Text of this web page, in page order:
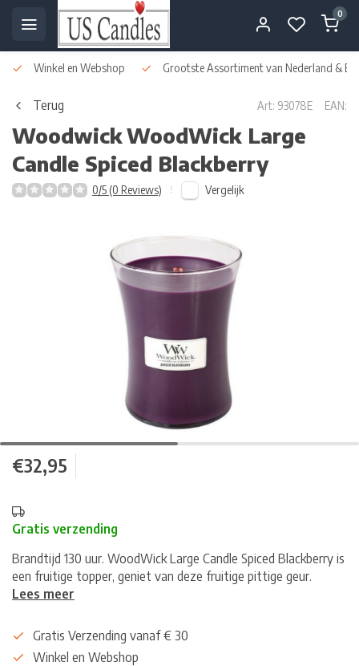
0
Winkel en Webshop Grootste Assortiment van Nederland &
Terug Art: 93078E EAN:
WoodwickWoodWick Large
Candle Spiced Blackberry
0/5 (0 Reviews) Vergelijk
€32,95
Gratis verzending
Brandtijd 130 uur. WoodWick Large Candle Spiced Blackberry is
een fruitige topper, geniet van deze fruitige pittige geur.
Lees meer
Gratis Verzending vanaf € 30
Winkel en Webshop